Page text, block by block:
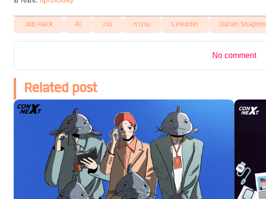
Job Hack AI งาน หางาน Linkedin Daniel Shapero
No comment
Related post